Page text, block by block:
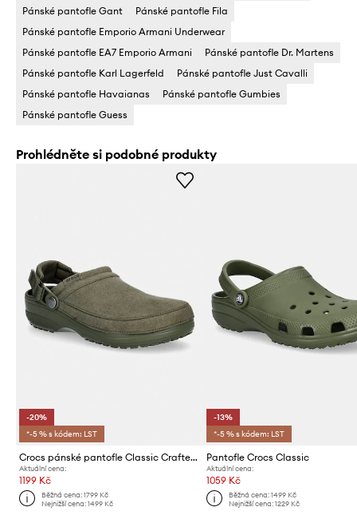
Pánské pantofle Gant
Pánské pantofle Fila
Pánské pantofle Emporio Armani Underwear
Pánské pantofle EA7 Emporio Armani
Pánské pantofle Dr. Martens
Pánské pantofle Karl Lagerfeld
Pánské pantofle Just Cavalli
Pánské pantofle Havaianas
Pánské pantofle Gumbies
Pánské pantofle Guess
Prohlédněte si podobné produkty
-20%
*-5 % s kódem: LST
Crocs pánské pantofle Classic Crafted Vegan Suede Cg
Aktuální cena:
1199 Kč
Běžná cena:1799 Kč
Nejnižší cena:1499 Kč
-13%
*-5 % s kódem: LST
Pantofle Crocs Classic
Aktuální cena:
1059 Kč
Běžná cena: 1499 Kč
Nejnižší cena: 1229 Kč